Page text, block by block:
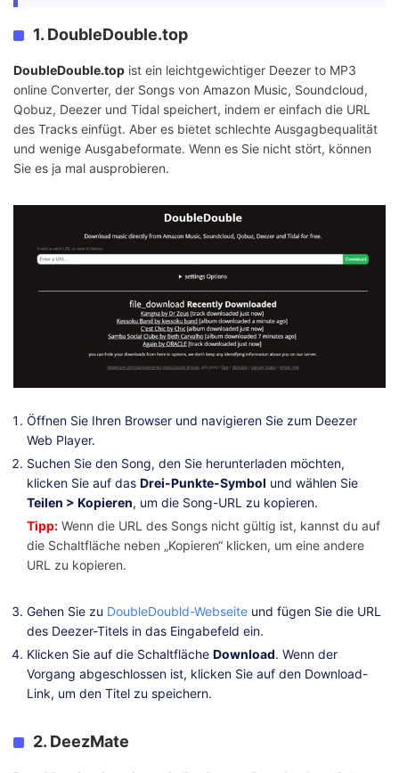
1. DoubleDouble.top
DoubleDouble.top ist ein leichtgewichtiger Deezer to MP3
online Converter, der Songs von Amazon Music, Soundcloud,
Qobuz, Deezer und Tidal speichert, indem er einfach die URL
des Tracks einfügt. Aber es bietet schlechte Ausgagbequalität
und wenige Ausgabeformate. Wenn es Sie nicht stört, können
Sie es ja mal ausprobieren.
Öffnen Sie Ihren Browser und navigieren Sie zum Deezer
Web Player.
Suchen Sie den Song, den Sie herunterladen möchten,
klicken Sie auf das Drei-Punkte-Symbol und wählen Sie
Teilen > Kopieren, um die Song-URL zu kopieren.
Tipp: Wenn die URL des Songs nicht gültig ist, kannst du auf
die Schaltfläche neben „Kopieren“ klicken, um eine andere
URL zu kopieren.
Gehen Sie zu DoubleDoubld-Webseite und fügen Sie die URL
des Deezer-Titels in das Eingabefeld ein.
Klicken Sie auf die Schaltfläche Download. Wenn der
Vorgang abgeschlossen ist, klicken Sie auf den Download-
Link, um den Titel zu speichern.
2. DeezMate